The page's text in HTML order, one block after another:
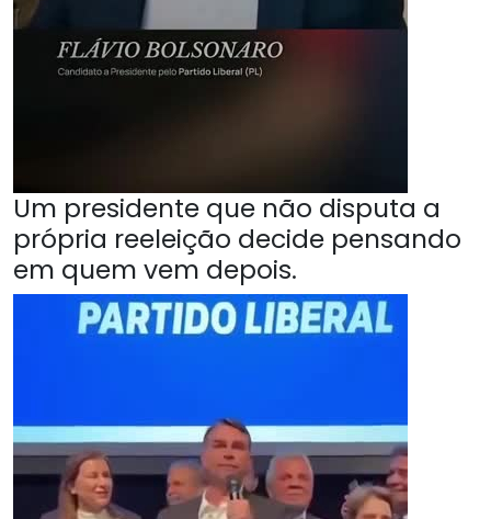
Um presidente que não disputa a
própria reeleição decide pensando
em quem vem depois.